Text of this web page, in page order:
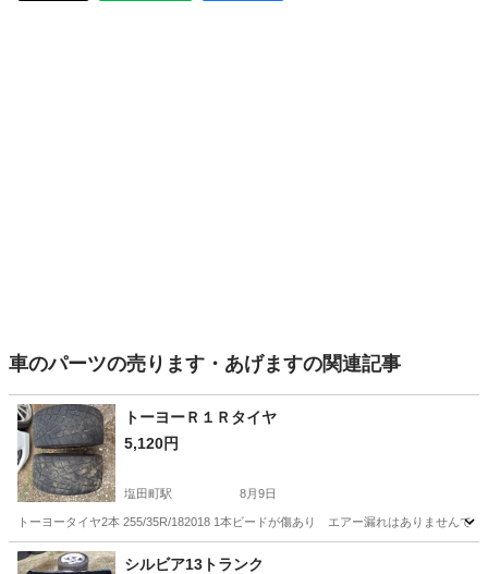
車のパーツの売ります・あげますの関連記事
トーヨーＲ１Ｒタイヤ
5,120円
塩田町駅 8月9日
トーヨータイヤ2本 255/35R/182018 1本ビードが傷あり エアー漏れはありませんでし
長野 上田市 塩田町駅 タイヤ、ホイール
シルビア13トランク